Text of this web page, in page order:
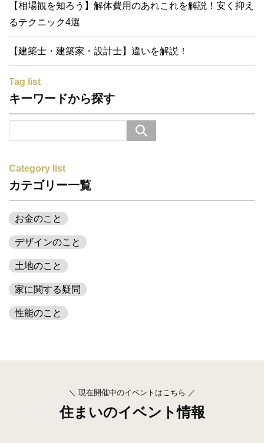
【相場観を知ろう】解体費用のあれこれを解説！安く抑え
るテクニック4選
【建築士・建築家・設計士】違いを解説！
Tag list
キーワードから探す
Category list
カテゴリー一覧
お金のこと
デザインのこと
土地のこと
家に関する疑問
性能のこと
＼ 現在開催中のイベントはこちら ／
住まいのイベント情報